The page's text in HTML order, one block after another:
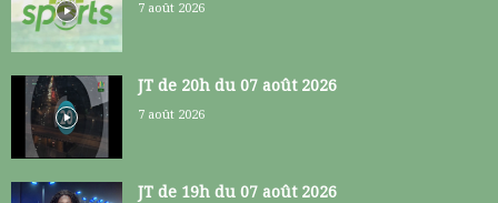
7 août 2026
JT de 20h du 07 août 2026
7 août 2026
JT de 19h du 07 août 2026